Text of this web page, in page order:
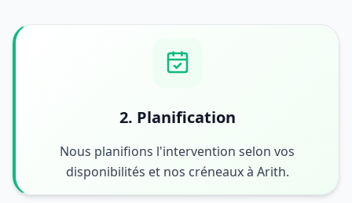
2. Planification
Nous planifions l'intervention selon vos
disponibilités et nos créneaux à Arith.